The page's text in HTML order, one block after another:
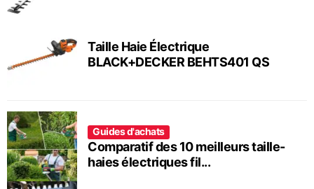
Taille Haie Électrique
BLACK+DECKER BEHTS401 QS
Guides d'achats
Comparatif des 10 meilleurs taille-
haies électriques fil...